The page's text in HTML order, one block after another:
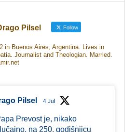
Pilsel Follow
in Buenos Aires, Argentina. Lives in
Journalist and Theologian. Married.
Pilsel 4 Jul
Prevost je, nikako
na 250. godišnjicu